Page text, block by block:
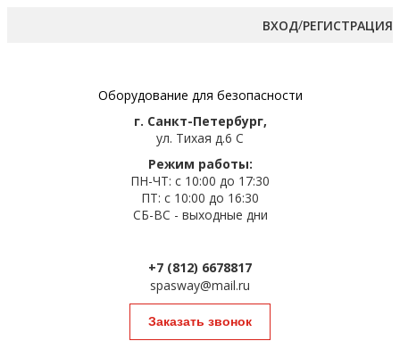
ВХОД/РЕГИСТРАЦИЯ
Оборудование для безопасности
г. Санкт-Петербург,
ул. Тихая д.6 С
Режим работы:
ПН-ЧТ: с 10:00 до 17:30
ПТ: с 10:00 до 16:30
СБ-ВС - выходные дни
+7 (812) 6678817
spasway@mail.ru
Заказать звонок